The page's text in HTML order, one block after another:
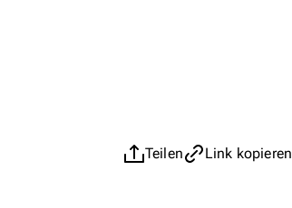
Teilen Link kopieren